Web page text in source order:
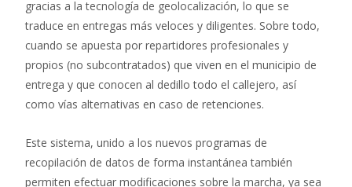
gracias a la tecnología de geolocalización, lo que se
traduce en entregas más veloces y diligentes. Sobre todo,
cuando se apuesta por repartidores profesionales y
propios (no subcontratados) que viven en el municipio de
entrega y que conocen al dedillo todo el callejero, así
como vías alternativas en caso de retenciones.
Este sistema, unido a los nuevos programas de
recopilación de datos de forma instantánea también
permiten efectuar modificaciones sobre la marcha, ya sea